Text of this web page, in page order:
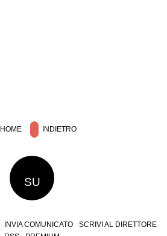
HOME INDIETRO
SU
INVIA COMUNICATO
SCRIVI AL DIRETTORE